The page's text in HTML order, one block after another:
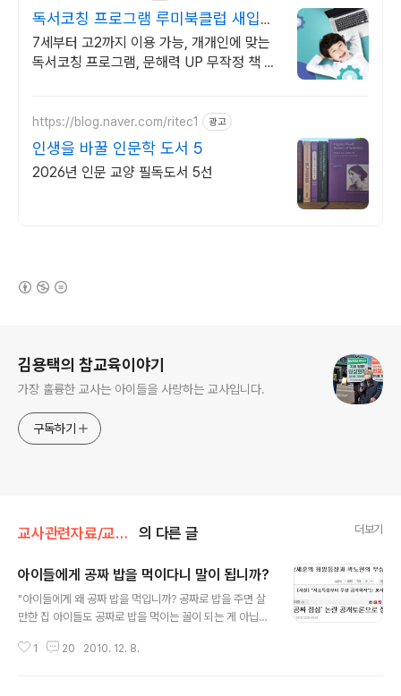
독서코칭 프로그램 루미북클럽 새입시
에 맞는 프로그램운영!
7세부터 고2까지 이용 가능, 개개인에 맞는
독서코칭 프로그램, 문해력 UP 무작정 책 읽
https://blog.naver.com/ritec1 광고
인생을 바꿀 인문학 도서 5
2026년 인문 교양 필독도서 5선
김용택의 참교육이야기
가장 훌륭한 교사는 아이들을 사랑하는 교사입니다.
구독하기
교사관련자료/교육칼럼 의 다른 글 더보기
아이들에게 공짜 밥을 먹이다니 말이 됩니까?
"아이들에게 왜 공짜 밥을 먹입니까? 공짜로 밥을 주면 살
만한 집 아이들도 공짜로 밥을 먹이는 꼴이 되는 게 아닙니
여야 됩니까?” “공짜로 밥을 먹이는 게 아니라 급식교육을
1 20 2010. 12. 8.